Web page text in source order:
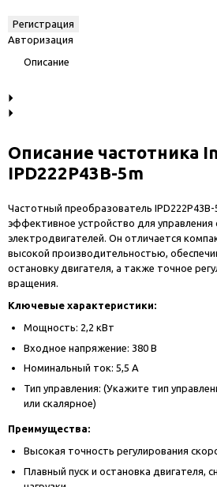
Авторизация
Описание
Описание частотника
IPD222P43B-5m
Частотный преобразователь
эффективное устройство для
электродвигателей. Он отличается
высокой производительностью,
остановку двигателя, а также точное
вращения.
Ключевые характеристики:
Мощность: 2,2 кВт
Входное напряжение: 380 В
Номинальный ток: 5,5 А
Тип управления: (Укажите тип
или скалярное)
Преимущества:
Высокая точность регулирования
Плавный пуск и остановка двигателя,